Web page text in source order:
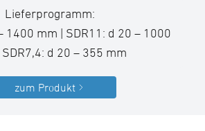
Lieferprogramm:
1400 mm | SDR11: d 20 – 1000
d 20 – 355 mm
zum Produkt